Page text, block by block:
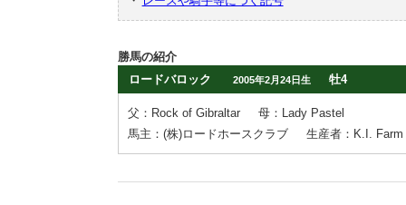
勝馬の紹介
ロードバロック
2005年2月24日生 牡4
父：Rock of Gibraltar
母：Lady Pastel
馬主：(株)ロードホースクラブ
生産者：K.I. Farm